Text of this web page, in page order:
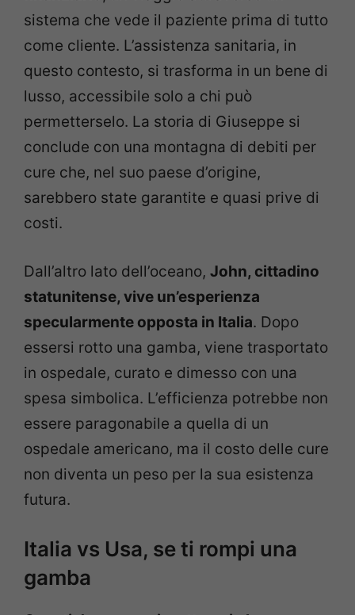
sistema che vede il paziente prima di tutto
come cliente. L’assistenza sanitaria, in
questo contesto, si trasforma in un bene di
lusso, accessibile solo a chi può
permetterselo. La storia di Giuseppe si
conclude con una montagna di debiti per
cure che, nel suo paese d’origine,
sarebbero state garantite e quasi prive di
costi.
Dall’altro lato dell’oceano, John, cittadino
statunitense, vive un’esperienza
specularmente opposta in Italia. Dopo
essersi rotto una gamba, viene trasportato
in ospedale, curato e dimesso con una
spesa simbolica. L’efficienza potrebbe non
essere paragonabile a quella di un
ospedale americano, ma il costo delle cure
non diventa un peso per la sua esistenza
futura.
Italia vs Usa, se ti rompi una
gamba